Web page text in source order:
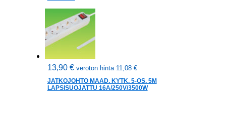
13,90 € veroton hinta 11,08 €
JATKOJOHTO MAAD. KYTK. 5-OS. 5M
LAPSISUOJATTU 16A/250V/3500W